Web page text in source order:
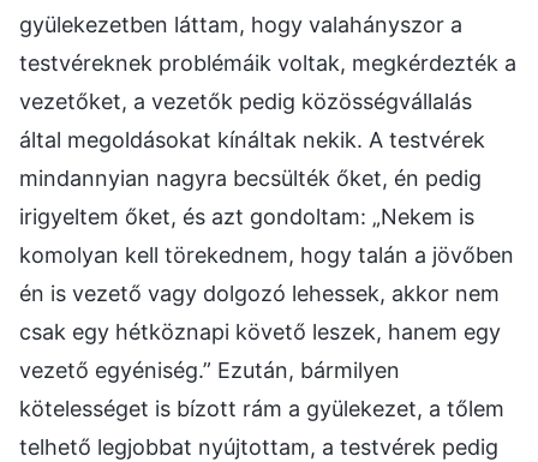
gyülekezetben láttam, hogy valahányszor a
testvéreknek problémáik voltak, megkérdezték a
vezetőket, a vezetők pedig közösségvállalás
által megoldásokat kínáltak nekik. A testvérek
mindannyian nagyra becsülték őket, én pedig
irigyeltem őket, és azt gondoltam: „Nekem is
komolyan kell törekednem, hogy talán a jövőben
én is vezető vagy dolgozó lehessek, akkor nem
csak egy hétköznapi követő leszek, hanem egy
vezető egyéniség.” Ezután, bármilyen
kötelességet is bízott rám a gyülekezet, a tőlem
telhető legjobbat nyújtottam, a testvérek pedig